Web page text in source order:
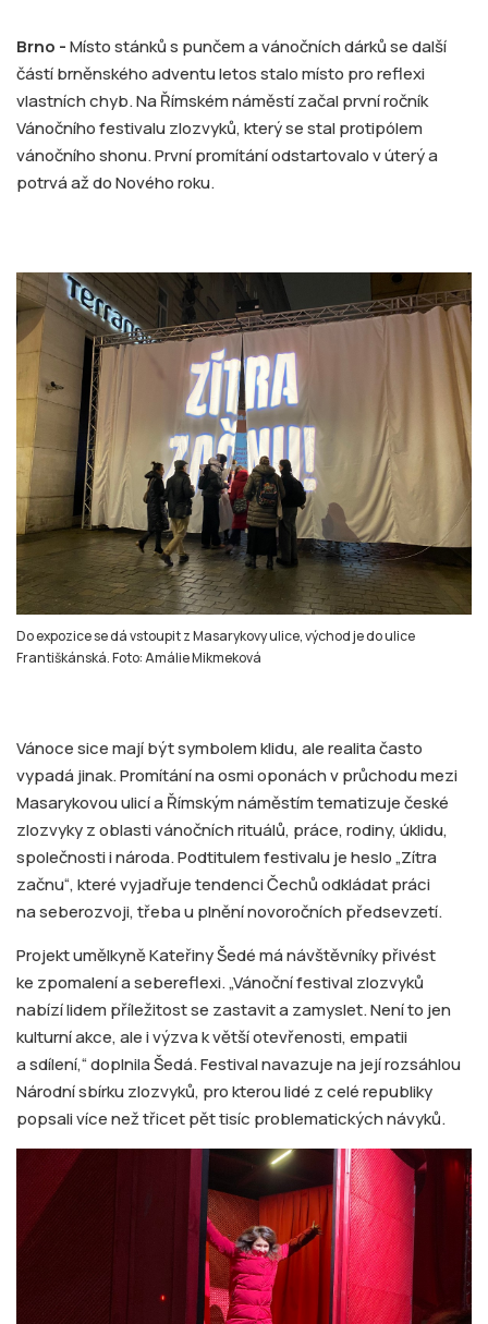
Brno -Místo stánků s punčem a vánočních dárků se další
částí brněnského adventu letos stalo místo pro reflexi
vlastních chyb. Na Římském náměstí začal první ročník
Vánočního festivalu zlozvyků, který se stal protipólem
vánočního shonu. První promítání odstartovalo v úterý a
potrvá až do Nového roku.
Do expozice se dá vstoupit z Masarykovy ulice, východ je do ulice
Františkánská. Foto: Amálie Mikmeková
Vánoce sice mají být symbolem klidu, ale realita často
vypadá jinak. Promítání na osmi oponách v průchodu mezi
Masarykovou ulicí a Římským náměstím tematizuje české
zlozvyky z oblasti vánočních rituálů, práce, rodiny, úklidu,
společnosti i národa. Podtitulem festivalu je heslo „Zítra
začnu“, které vyjadřuje tendenci Čechů odkládat práci
na seberozvoji, třeba u plnění novoročních předsevzetí.
Projekt umělkyně Kateřiny Šedé má návštěvníky přivést
ke zpomalení a sebereflexi. „Vánoční festival zlozvyků
nabízí lidem příležitost se zastavit a zamyslet. Není to jen
kulturní akce, ale i výzva k větší otevřenosti, empatii
a sdílení,“ doplnila Šedá. Festival navazuje na její rozsáhlou
Národní sbírku zlozvyků, pro kterou lidé z celé republiky
popsali více než třicet pět tisíc problematických návyků.